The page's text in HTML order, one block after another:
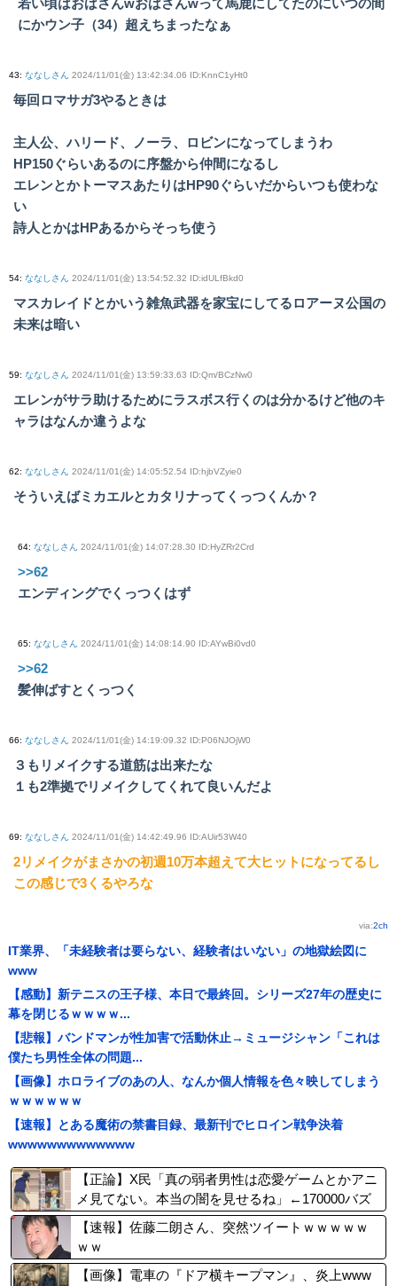
若い頃はおばさんwおばさんwって馬鹿にしてたのにいつの間
にかウン子（34）超えちまったなぁ
43: ななしさん 2024/11/01(金) 13:42:34.06 ID:KnnC1yHt0
毎回ロマサガ3やるときは
主人公、ハリード、ノーラ、ロビンになってしまうわ
HP150ぐらいあるのに序盤から仲間になるし
エレンとかトーマスあたりはHP90ぐらいだからいつも使わな
い
詩人とかはHPあるからそっち使う
54: ななしさん 2024/11/01(金) 13:54:52.32 ID:idULfBkd0
マスカレイドとかいう雑魚武器を家宝にしてるロアーヌ公国の
未来は暗い
59: ななしさん 2024/11/01(金) 13:59:33.63 ID:Qm/BCzNw0
エレンがサラ助けるためにラスボス行くのは分かるけど他のキ
ャラはなんか違うよな
62: ななしさん 2024/11/01(金) 14:05:52.54 ID:hjbVZyie0
そういえばミカエルとカタリナってくっつくんか？
64: ななしさん 2024/11/01(金) 14:07:28.30 ID:HyZRr2Crd
>>62
エンディングでくっつくはず
65: ななしさん 2024/11/01(金) 14:08:14.90 ID:AYwBi0vd0
>>62
髪伸ばすとくっつく
66: ななしさん 2024/11/01(金) 14:19:09.32 ID:P06NJOjW0
３もリメイクする道筋は出来たな
１も2準拠でリメイクしてくれて良いんだよ
69: ななしさん 2024/11/01(金) 14:42:49.96 ID:AUir53W40
2リメイクがまさかの初週10万本超えて大ヒットになってるし
この感じで3くるやろな
via:2ch
IT業界、「未経験者は要らない、経験者はいない」の地獄絵図に
www
【感動】新テニスの王子様、本日で最終回。シリーズ27年の歴史に
幕を閉じるｗｗｗｗ...
【悲報】バンドマンが性加害で活動休止→ミュージシャン「これは
僕たち男性全体の問題...
【画像】ホロライブのあの人、なんか個人情報を色々映してしまう
ｗｗｗｗｗｗ
【速報】とある魔術の禁書目録、最新刊でヒロイン戦争決着
wwwwwwwwwwwww
【正論】X民「真の弱者男性は恋愛ゲームとかアニ
メ見てない。本当の闇を見せるね」←170000バズ
wwwwwww
【速報】佐藤二朗さん、突然ツイートｗｗｗｗｗ
ｗｗ
【画像】電車の『ドア横キープマン』、炎上www